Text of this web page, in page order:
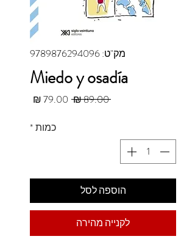
מק"ט: 9789876294096
Miedo y osadía
‏89.00 ‏₪ מחיר רגיל
כמות*
הוספה לסל
לקנייה מהירה